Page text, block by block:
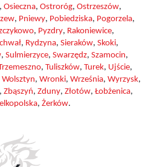
, Osieczna, Ostroróg, Ostrzeszów,
, Pniewy, Pobiedziska, Pogorzela,
, Pyzdry, Rakoniewice,
, Rydzyna, Sieraków, Skoki,
, Sulmierzyce, Swarzędz, Szamocin,
, Tuliszków, Turek, Ujście,
Wolsztyn, Wronki, Września, Wyrzysk,
, Zbąszyń, Zduny, Złotów, Łobżenica,
, Żerków.